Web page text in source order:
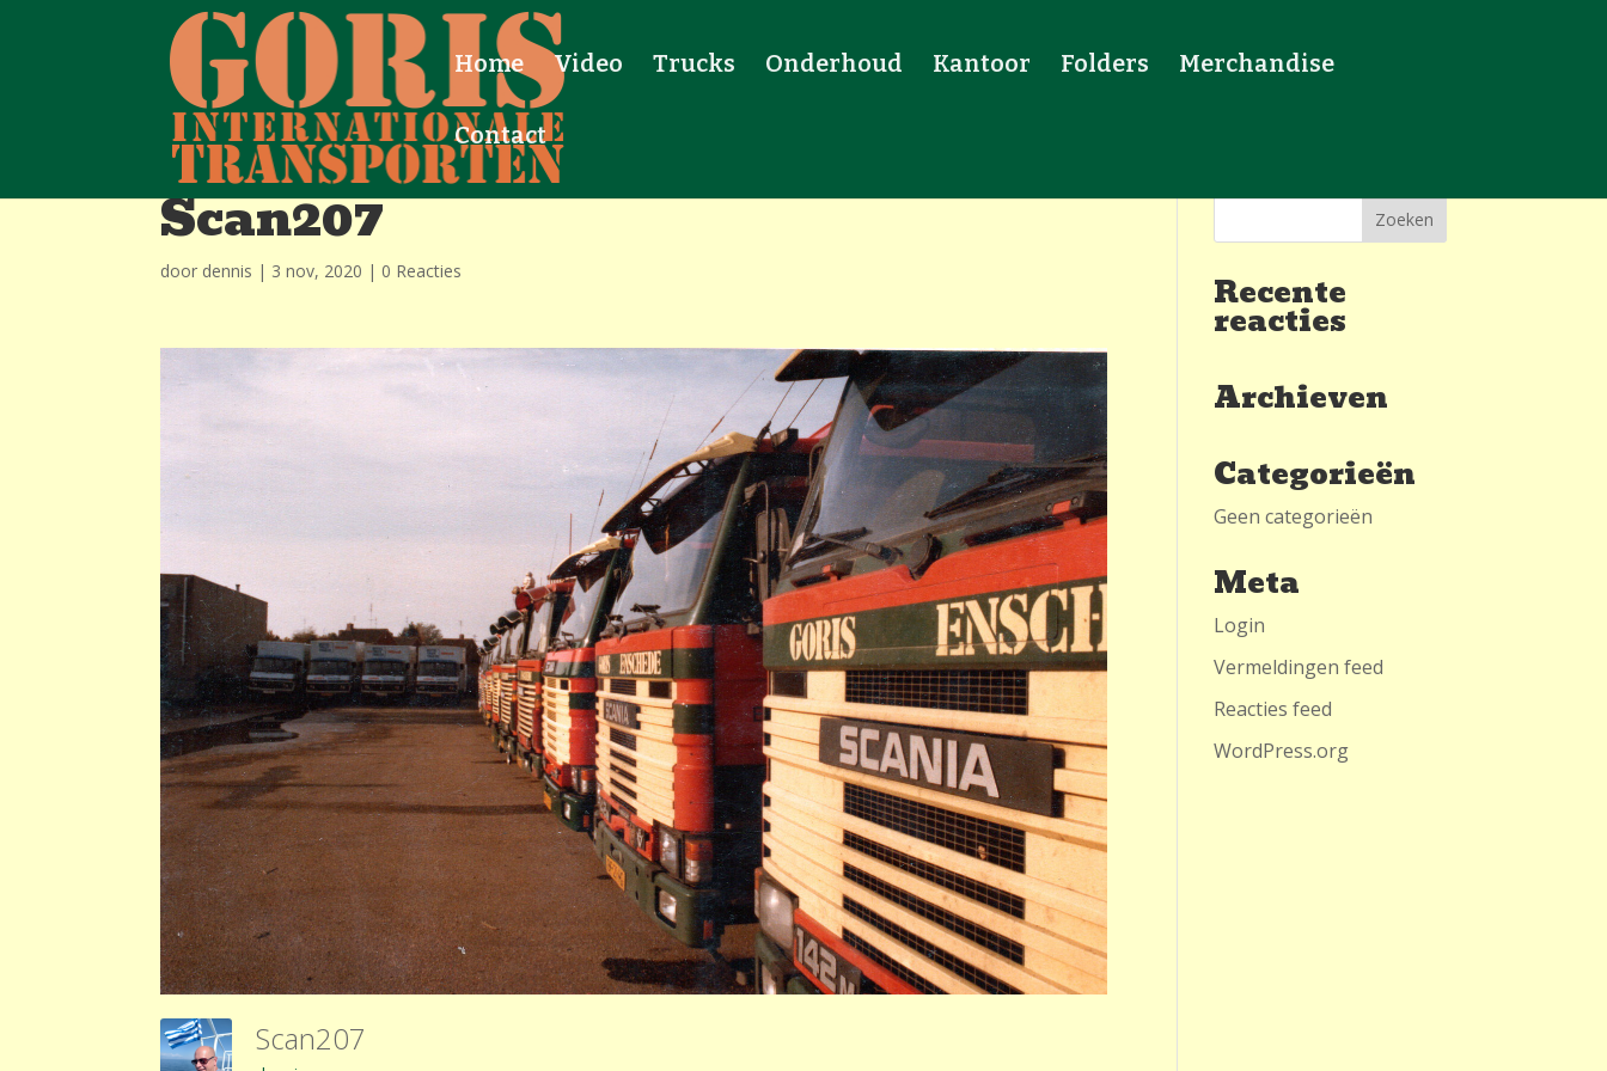
Home Video Trucks Onderhoud Kantoor Folders Merchandise
Contact
Scan207
door dennis | 3 nov, 2020 | 0 Reacties
Scan207
Recente
reacties
Archieven
Categorieën
Geen categorieën
Meta
Login
Vermeldingen feed
Reacties feed
WordPress.org